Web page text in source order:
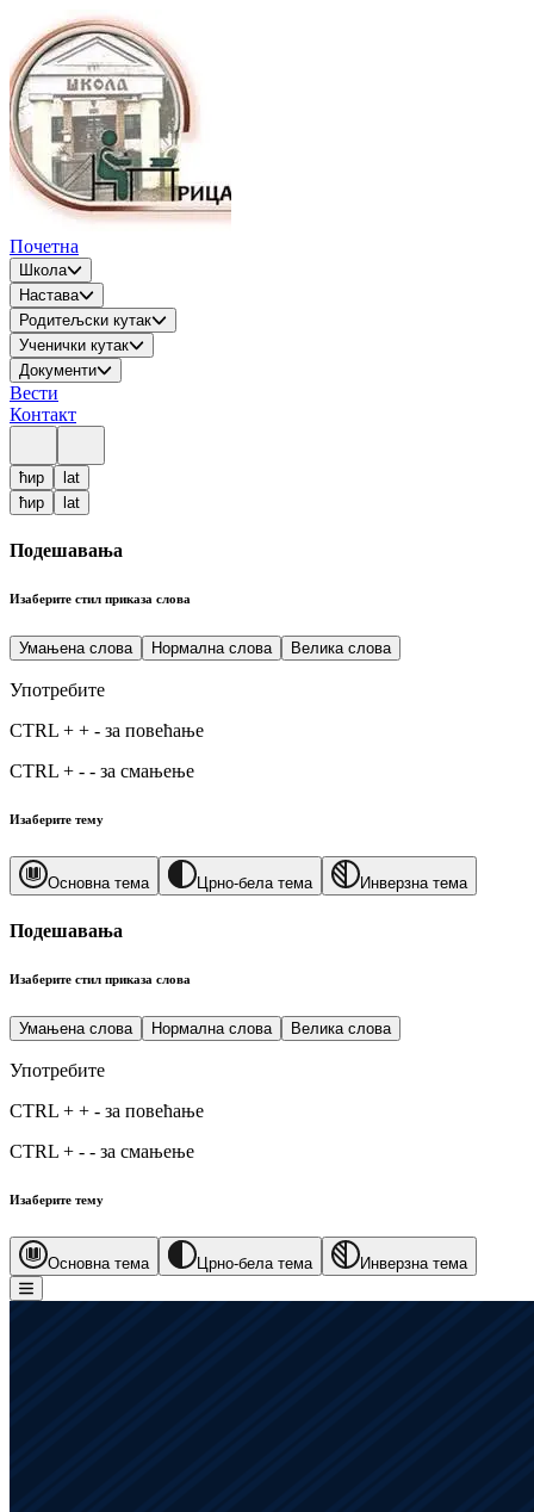
Почетна
Школа
Настава
Родитељски кутак
Ученички кутак
Документи
Вести
Контакт
ћир
lat
ћир
lat
Подешавања
Изаберите стил приказа слова
Умањена слова Нормална слова Велика слова
Употребите
CTRL + + - за повећање
CTRL + - - за смањење
Изаберите тему
Основна тема Црно-бела тема Инверзна тема
Подешавања
Изаберите стил приказа слова
Умањена слова Нормална слова Велика слова
Употребите
CTRL + + - за повећање
CTRL + - - за смањење
Изаберите тему
Основна тема Црно-бела тема Инверзна тема